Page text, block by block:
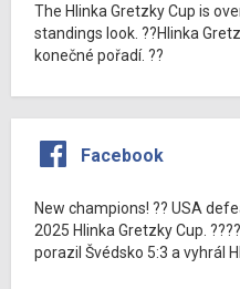
The Hlinka Gretzky Cup is
standings look. ??Hlinka
konečné pořadí. ??
Facebook
New champions! ?? USA
2025 Hlinka Gretzky Cup.
porazil Švédsko 5:3 a vyhrál